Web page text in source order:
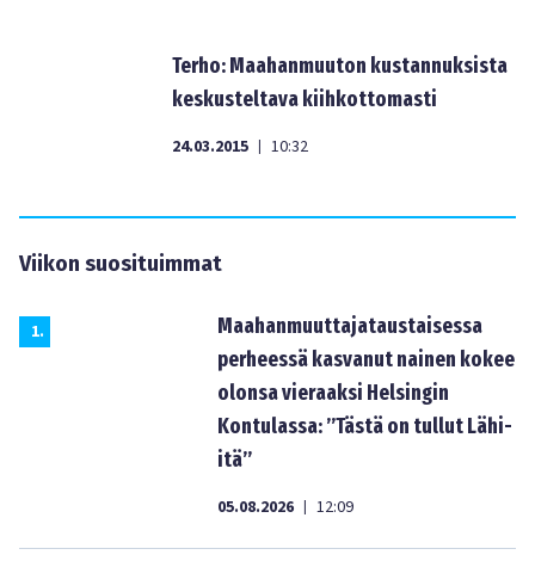
Terho: Maahanmuuton kustannuksista
keskusteltava kiihkottomasti
24.03.2015 | 10:32
Viikon suosituimmat
1.
Maahanmuuttajataustaisessa
perheessä kasvanut nainen kokee
olonsa vieraaksi Helsingin
Kontulassa: ”Tästä on tullut Lähi-
itä”
05.08.2026 | 12:09